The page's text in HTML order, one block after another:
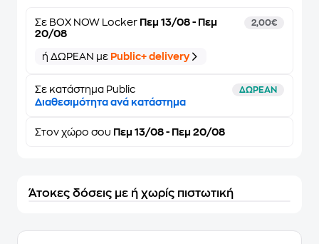
Σε BOX NOW Locker Πεμ 13/08 - Πεμ
20/08
2,00€
ή ΔΩΡΕΑΝ με Public+ delivery
Σε κατάστημα Public ΔΩΡΕΑΝ
Διαθεσιμότητα ανά κατάστημα
Στον χώρο σου Πεμ 13/08 - Πεμ 20/08
Άτοκες δόσεις με ή χωρίς πιστωτική